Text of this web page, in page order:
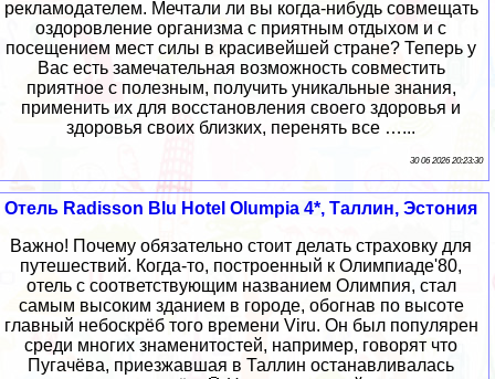
рекламодателем. Мечтали ли вы когда-нибудь совмещать
оздоровление организма с приятным отдыхом и с
посещением мест силы в красивейшей стране? Теперь у
Вас есть замечательная возможность совместить
приятное с полезным, получить уникальные знания,
применить их для восстановления своего здоровья и
здоровья своих близких, перенять все …...
30 06 2026 20:23:30
Отель Radisson Blu Hotel Olumpia 4*, Таллин, Эстония
Важно! Почему обязательно стоит делать страховку для
путешествий. Когда-то, построенный к Олимпиаде'80,
отель с соответствующим названием Олимпия, стал
самым высоким зданием в городе, обогнав по высоте
главный небоскрёб того времени Viru. Он был популярен
среди многих знаменитостей, например, говорят что
Пугачёва, приезжавшая в Таллин останавливалась